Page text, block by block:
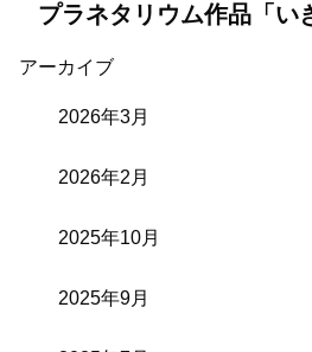
プラネタリウム作品「い
アーカイブ
2026年3月
2026年2月
2025年10月
2025年9月